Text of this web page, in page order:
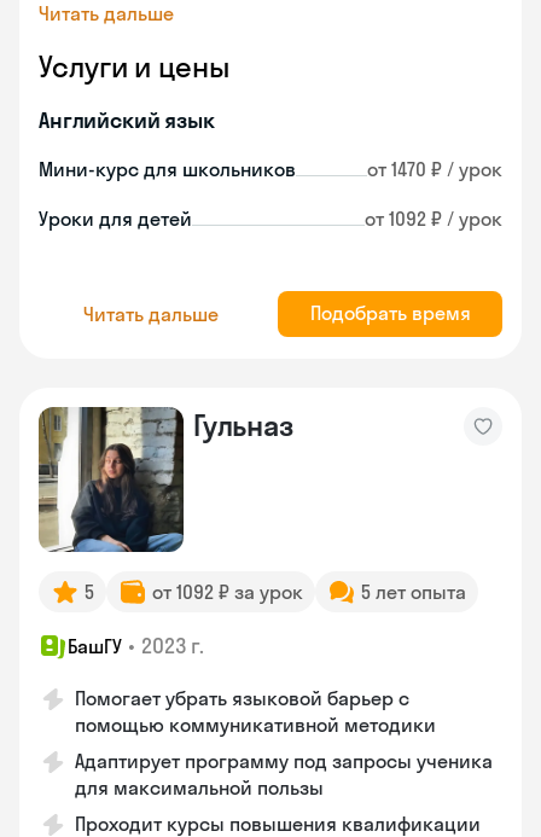
Читать дальше
Услуги и цены
Английский язык
Мини-курс для школьников от 1470 ₽ / урок
Уроки для детей от 1092 ₽ / урок
Читать дальше Подобрать время
Гульназ
5 от 1092 ₽ за урок 5 лет опыта
БашГУ • 2023 г.
Помогает убрать языковой барьер с
помощью коммуникативной методики
Адаптирует программу под запросы ученика
для максимальной пользы
Проходит курсы повышения квалификации